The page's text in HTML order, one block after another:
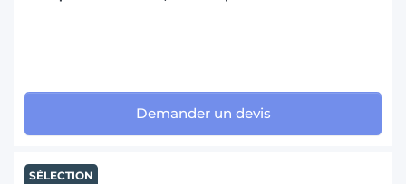
Demander un devis
SÉLECTION